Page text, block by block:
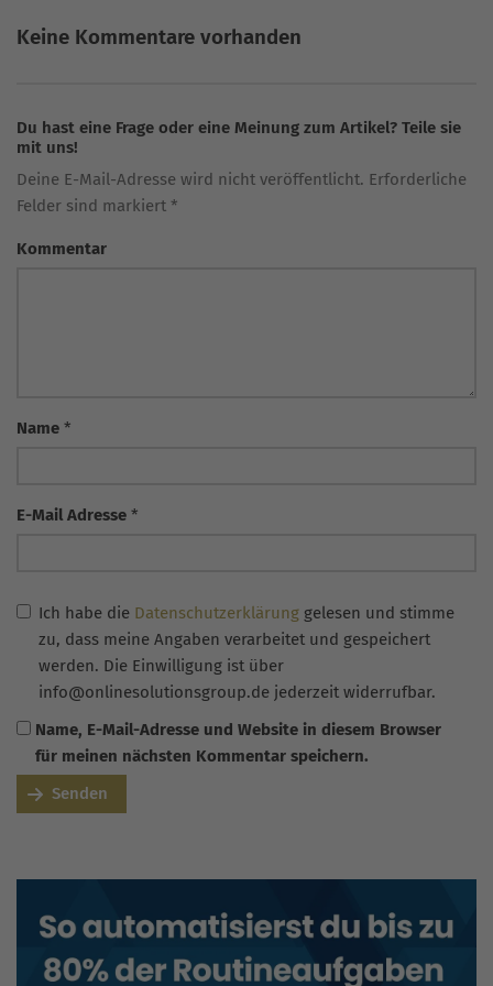
Keine Kommentare vorhanden
Du hast eine Frage oder eine Meinung zum Artikel? Teile sie
mit uns!
Deine E-Mail-Adresse wird nicht veröffentlicht. Erforderliche
Felder sind markiert *
Kommentar
Name *
E-Mail Adresse *
Ich habe die Datenschutzerklärung gelesen und stimme
zu, dass meine Angaben verarbeitet und gespeichert
werden. Die Einwilligung ist über
info@onlinesolutionsgroup.de jederzeit widerrufbar.
Name, E-Mail-Adresse und Website in diesem Browser
für meinen nächsten Kommentar speichern.
Senden